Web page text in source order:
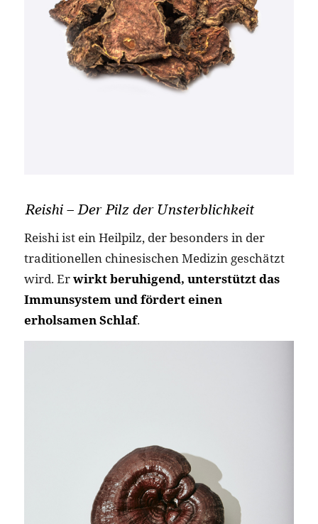
Reishi – Der Pilz der Unsterblichkeit
Reishi ist ein Heilpilz, der besonders in der
traditionellen chinesischen Medizin geschätzt
wird. Erwirkt beruhigend, unterstützt das
Immunsystem und fördert einen
erholsamen Schlaf.